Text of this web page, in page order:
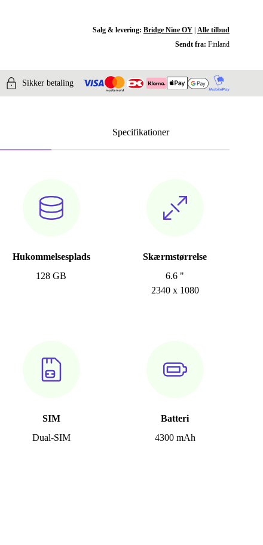
Salg & levering: Bridge Nine OY| Alle tilbud
Sendt fra: Finland
Sikker betaling
Specifikationer
Hukommelsesplads
128 GB
Skærmstørrelse
6.6 "
2340 x 1080
SIM
Dual-SIM
Batteri
4300 mAh